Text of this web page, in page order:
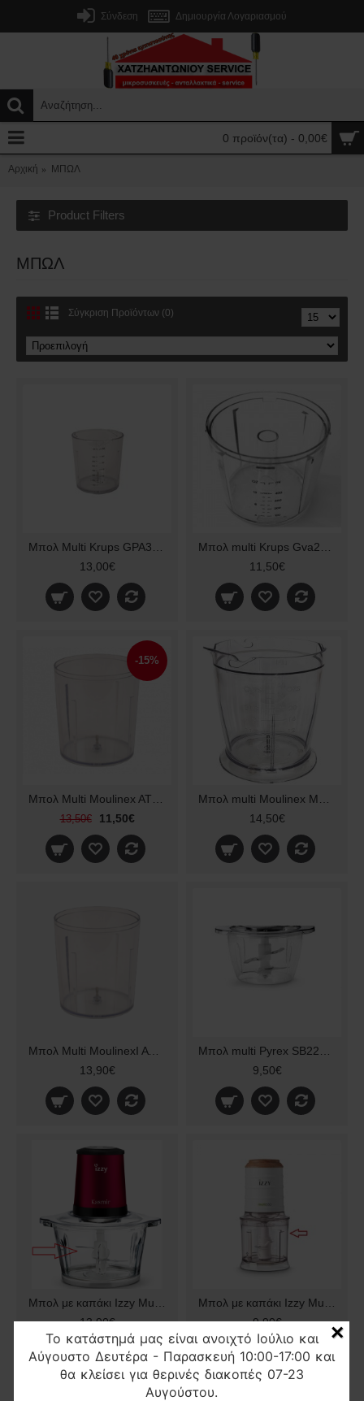
Το κατάστημά μας είναι ανοιχτό Ιούλιο και
Αύγουστο Δευτέρα - Παρασκευή 10:00-17:00 και
θα κλείσει για θερινές διακοπές 07-23
Αυγούστου.
×
Σύνδεση Δημιουργία Λογαριασμού
0 προϊόν(τα) - 0,00€
Αρχική ΜΠΩΛ
Product Filters
ΜΠΩΛ
Σύγκριση Προϊόντων (0)
13,00€
11,50€
-15%
13,50€ 11,50€
14,50€
Μπολ Multi MoulinexI AT718A Original
13,90€
9,50€
13,90€
9,90€